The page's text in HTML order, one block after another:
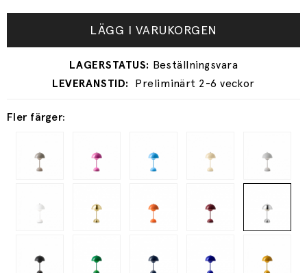
Fler färger:
LÄGG I VARUKORGEN
Preliminärt 2-6 veckor